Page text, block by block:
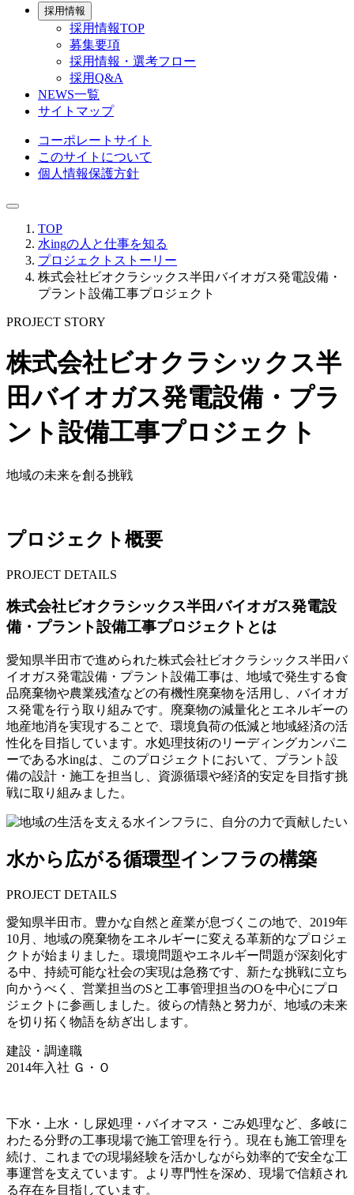
採用情報
採用情報TOP
募集要項
採用情報・選考フロー
採用Q&A
NEWS一覧
サイトマップ
コーポレートサイト
このサイトについて
個人情報保護方針
TOP
水ingの人と仕事を知る
プロジェクトストーリー
株式会社ビオクラシックス半田バイオガス発電設備・
プラント設備工事プロジェクト
PROJECT STORY
株式会社ビオクラシックス半
田バイオガス発電設備・プラ
ント設備工事プロジェクト
地域の未来を創る挑戦
プロジェクト概要
PROJECT DETAILS
株式会社ビオクラシックス半田バイオガス発電設
備・プラント設備工事プロジェクトとは
愛知県半田市で進められた株式会社ビオクラシックス半田バ
イオガス発電設備・プラント設備工事は、地域で発生する食
品廃棄物や農業残渣などの有機性廃棄物を活用し、バイオガ
ス発電を行う取り組みです。廃棄物の減量化とエネルギーの
地産地消を実現することで、環境負荷の低減と地域経済の活
性化を目指しています。水処理技術のリーディングカンパニ
ーである水ingは、このプロジェクトにおいて、プラント設
備の設計・施工を担当し、資源循環や経済的安定を目指す挑
戦に取り組みました。
水から広がる循環型インフラの構築
PROJECT DETAILS
愛知県半田市。豊かな自然と産業が息づくこの地で、2019年
10月、地域の廃棄物をエネルギーに変える革新的なプロジェ
クトが始まりました。環境問題やエネルギー問題が深刻化す
る中、持続可能な社会の実現は急務です、新たな挑戦に立ち
向かうべく、営業担当のSと工事管理担当のOを中心にプロ
ジェクトに参画しました。彼らの情熱と努力が、地域の未来
を切り拓く物語を紡ぎ出します。
建設・調達職
2014年入社 Ｇ・Ｏ
下水・上水・し尿処理・バイオマス・ごみ処理など、多岐に
わたる分野の工事現場で施工管理を行う。現在も施工管理を
続け、これまでの現場経験を活かしながら効率的で安全な工
事運営を支えています。より専門性を深め、現場で信頼され
る存在を目指しています。